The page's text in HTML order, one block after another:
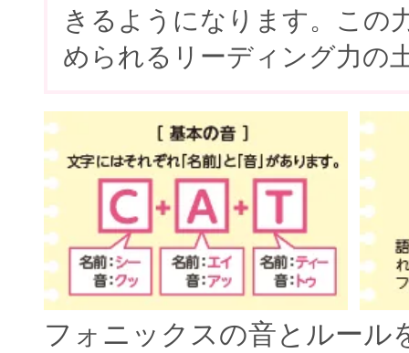
きるようになります。この
められるリーディング力の
フォニックスの音とルール